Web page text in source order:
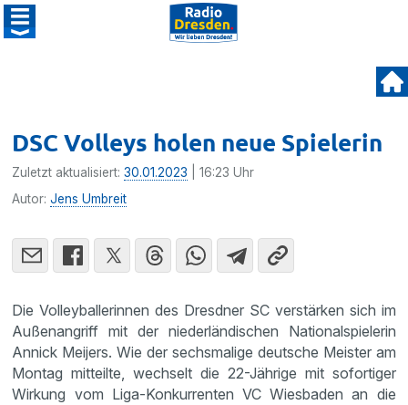
DSC Volleys holen neue Spielerin
Zuletzt aktualisiert:30.01.2023 | 16:23 Uhr
Autor:Jens Umbreit
Die Volleyballerinnen des Dresdner SC verstärken sich im
Außenangriff mit der niederländischen Nationalspielerin
Annick Meijers. Wie der sechsmalige deutsche Meister am
Montag mitteilte, wechselt die 22-Jährige mit sofortiger
Wirkung vom Liga-Konkurrenten VC Wiesbaden an die